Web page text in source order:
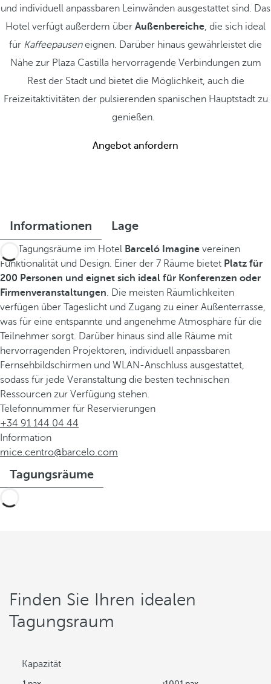
und individuell anpassbaren Leinwänden ausgestattet sind. Das
Hotel verfügt außerdem über Außenbereiche, die sich ideal
für Kaffeepauseneignen. Darüber hinaus gewährleistet die
Nähe zur Plaza Castilla hervorragende Verbindungen zum
Rest der Stadt und bietet die Möglichkeit, auch die
Freizeitaktivitäten der pulsierenden spanischen Hauptstadt zu
genießen.
Angebot anfordern
Informationen Lage
Die Tagungsräume im Hotel Barceló Imagine vereinen
Funktionalität und Design. Einer der 7 Räume bietet Platz für
200 Personen und eignet sich ideal für Konferenzen oder
Firmenveranstaltungen. Die meisten Räumlichkeiten
verfügen über Tageslicht und Zugang zu einer Außenterrasse,
was für eine entspannte und angenehme Atmosphäre für die
Teilnehmer sorgt. Darüber hinaus sind alle Räume mit
hervorragenden Projektoren, individuell anpassbaren
Fernsehbildschirmen und WLAN-Anschluss ausgestattet,
sodass für jede Veranstaltung die besten technischen
Ressourcen zur Verfügung stehen.
Telefonnummer für Reservierungen
+34 91 144 04 44
Information
mice.centro@barcelo.com
Tagungsräume
Finden Sie Ihren idealen
Tagungsraum
Kapazität